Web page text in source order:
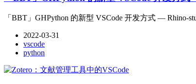
「BBT」GHPython 的新型 VSCode 开发方式 — Rhino-
2022-03-31
vscode
python